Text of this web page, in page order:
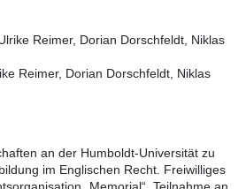
Reimer, Dorian Dorschfeldt, Niklas
an der Humboldt-Universität zu
im Englischen Recht. Freiwilliges